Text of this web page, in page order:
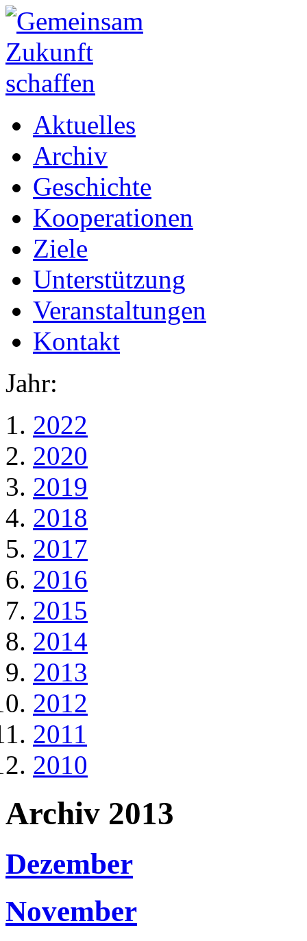
Aktuelles
Archiv
Geschichte
Kooperationen
Ziele
Unterstützung
Veranstaltungen
Kontakt
Jahr:
2022
2020
2019
2018
2017
2016
2015
2014
2013
2012
2011
2010
Archiv 2013
Dezember
November